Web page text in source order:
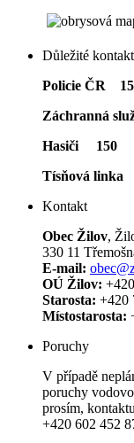
Důležité
Policie ČR
Záchranná
Hasiči 150
Tísňová
Kontakt
Obec Žilov,
330 11
E-mail:
OÚ Žilov:
Starosta: +420
Místostarosta:
Poruchy
V případě
poruchy
prosím,
+420 602 452